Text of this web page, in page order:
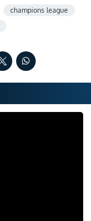
champions league